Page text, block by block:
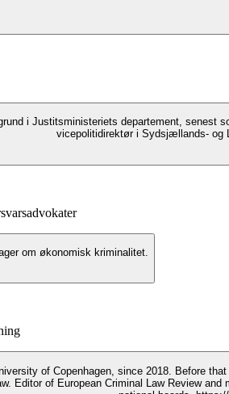
i Justitsministeriets departement,
vicepolitidirektør i Sydsjællands- og
om økonomisk kriminalitet.
law at the Department of Law, University of Southern Denmark. Areas of research: criminal law, criminal
Editor of European Criminal Law Review